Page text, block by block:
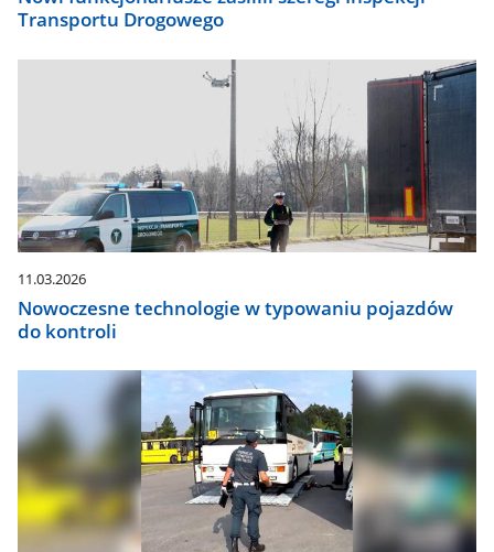
Transportu Drogowego
11.03.2026
Nowoczesne technologie w typowaniu pojazdów
do kontroli